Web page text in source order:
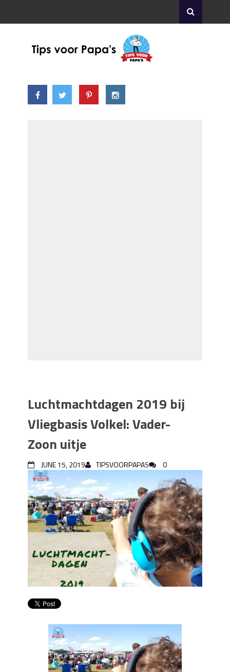
Luchtmachtdagen 2019 bij
Vliegbasis Volkel: Vader-
Zoon uitje
JUNE 15, 2019 TIPSVOORPAPAS 0